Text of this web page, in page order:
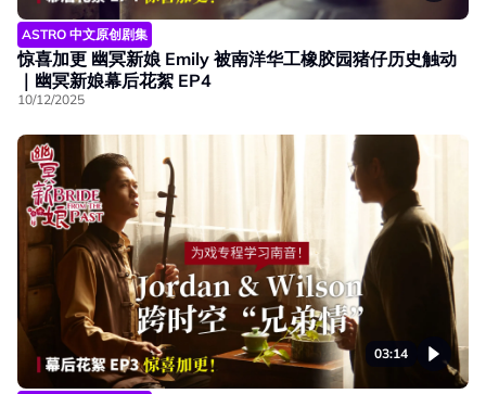
ASTRO 中文原创剧集
惊喜加更 幽冥新娘 Emily 被南洋华工橡胶园猪仔历史触动
｜幽冥新娘幕后花絮 EP4
10/12/2025
03:14